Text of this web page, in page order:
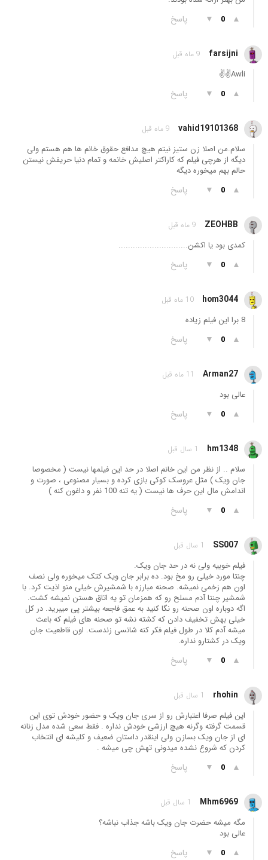
▲
0
▼ پاسخ
farsijni 9 ماه قبل
Awli✌️✌️
▲
0
▼ پاسخ
vahid19101368 9 ماه قبل
سلام.من اصلا زن ستیز نیتم هیچ مدافع حقوق خانم ها هم هستم ولی
دیگه از هرچی فیلم که کاراکتر اصلیش خانمه و تمام دنیا حریفش نیستن
حالم بهم میخوره دیگه
▲
0
▼ پاسخ
ZEOHBB 9 ماه قبل
کمدی بود یا اکشن.............................
▲
0
▼ پاسخ
hom3044 10 ماه قبل
8 برا این فیلم زیاده
▲
0
▼ پاسخ
Arman27 11 ماه قبل
عالی بود
▲
0
▼ پاسخ
hm1348 1 سال قبل
سلام .. از نظر من این خانم اصلا در حد این فیلمها نیست ( مخصوصا
جان ویک ) مثل عروسک کوکی بازی کرده و بسیار مصنوعی ، صورت و
اندامش مال این حرف ها نیست ( یه تنه 100 نفر و داغون کنه )
▲
0
▼ پاسخ
SS007 1 سال قبل
فیلم خوبیه ولی نه در حد جان ویک.
چنتا مورد خیلی رو مخ بود. ده برابر جان ویک کتک میخوره ولی نصف
اون هم زخمی نمیشه. صحنه مبارزه با شمشیرش خیلی منو اذیت کرد. با
شمشیر چنتا آدم مسلح رو که همزمان تو یه اتاق هستن نمیشه کشت.
اگه دوباره اون صحنه رو نگا کنید به عمق فاجعه بیشتر پی میبرید. در کل
خیلی بهش تخفیف دادن که کشته نشه تو صحنه های فیلم که باعث
میشه آدم کلا در طول فیلم فکر کنه شانسی زندست. اون قاطعیت جان
ویک در کشتارو نداره.
▲
0
▼ پاسخ
rhohin 1 سال قبل
این فیلم صرفا اعتبارش رو از سری جان ویک و حضور خودش توی این
قسمت گرفته وگرنه هیچ ارزشی خودش نداره . فقط سعی شده مدل زنانه
ای از جان ویک بسازن ولی اینقدر داستان ضعیف و کلیشه ای انتخاب
کردن که شروع نشده میدونی تهش چی میشه .
▲
0
▼ پاسخ
Mhm6969 1 سال قبل
مگه میشه حضرت جان ویک باشه جذاب نباشه؟
عالی بود
▲
0
▼ پاسخ